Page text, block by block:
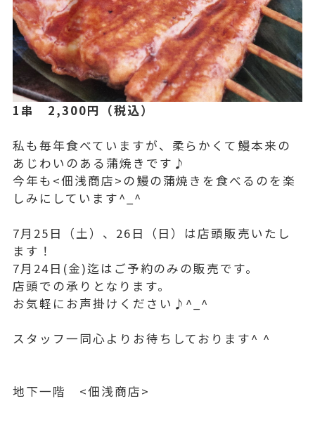
1串 2,300円（税込）
私も毎年食べていますが、柔らかくて鰻本来の
あじわいのある蒲焼きです♪
今年も<佃浅商店>の鰻の蒲焼きを食べるのを楽
しみにしています^_^
7月25日（土）、26日（日）は店頭販売いたし
ます！
7月24日(金)迄はご予約のみの販売です。
店頭での承りとなります。
お気軽にお声掛けください♪^_^
スタッフ一同心よりお待ちしております^ ^
地下一階 <佃浅商店>